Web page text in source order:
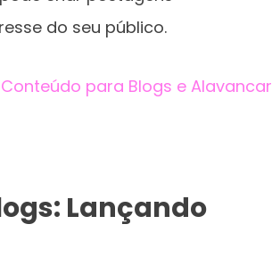
do seu público.
para Blogs e Alavancar
Lançando